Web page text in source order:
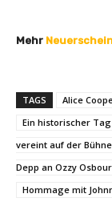
Mehr
TAGS Alice
Ein historischer Tag
vereint auf der
Depp an Ozzy
Hommage mit